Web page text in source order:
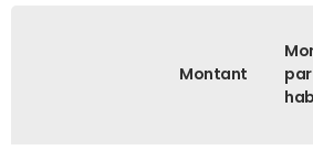
Montant
par